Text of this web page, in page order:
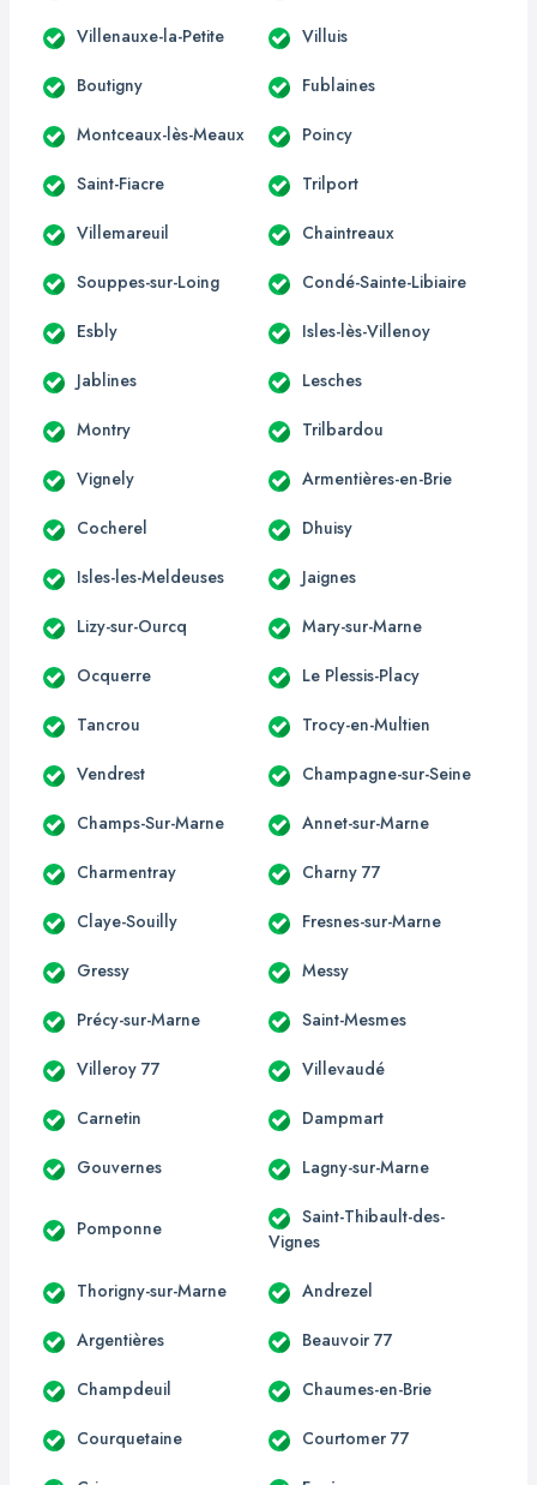
Villenauxe-la-Petite Villuis
Boutigny Fublaines
Montceaux-lès-Meaux Poincy
Saint-Fiacre Trilport
Villemareuil Chaintreaux
Souppes-sur-Loing Condé-Sainte-Libiaire
Esbly Isles-lès-Villenoy
Jablines Lesches
Montry Trilbardou
Vignely Armentières-en-Brie
Cocherel Dhuisy
Isles-les-Meldeuses Jaignes
Lizy-sur-Ourcq Mary-sur-Marne
Ocquerre Le Plessis-Placy
Tancrou Trocy-en-Multien
Vendrest Champagne-sur-Seine
Champs-Sur-Marne Annet-sur-Marne
Charmentray Charny 77
Claye-Souilly Fresnes-sur-Marne
Gressy Messy
Précy-sur-Marne Saint-Mesmes
Villeroy 77 Villevaudé
Carnetin Dampmart
Gouvernes Lagny-sur-Marne
Pomponne
Saint-Thibault-des-
Vignes
Thorigny-sur-Marne Andrezel
Argentières Beauvoir 77
Champdeuil Chaumes-en-Brie
Courquetaine Courtomer 77